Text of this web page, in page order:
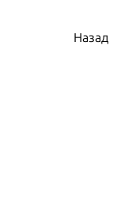
Назад